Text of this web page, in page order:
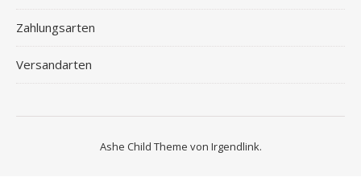
Zahlungsarten
Versandarten
Ashe Child Theme von Irgendlink.